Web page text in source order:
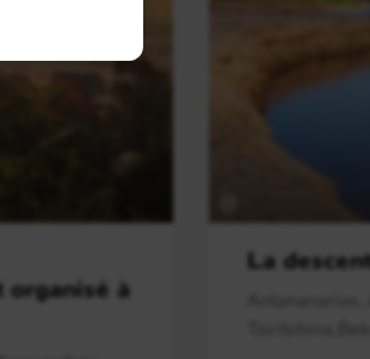
organisé à
La